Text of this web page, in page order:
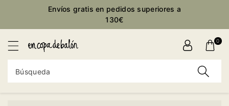
Envíos gratis en pedidos superiores a
130€
Búsqueda
0